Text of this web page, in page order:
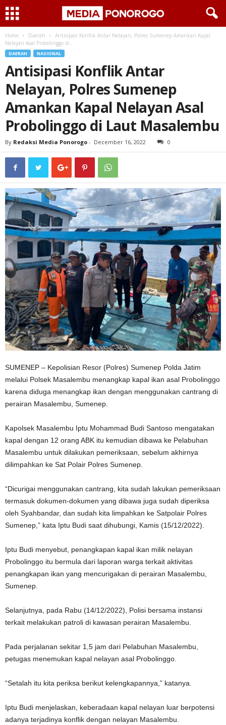
Home Daerah
Antisipasi Konflik Antar Nelayan, Polres Sumenep Amankan Kapal
Nelayan Asal Probolinggo di...
DAERAH NASIONAL
Antisipasi Konflik Antar
Nelayan, Polres Sumenep
Amankan Kapal Nelayan Asal
Probolinggo di Laut Masalembu
By Redaksi Media Ponorogo - December 16, 2022 0
SUMENEP – Kepolisian Resor (Polres) Sumenep Polda Jatim
melalui Polsek Masalembu menangkap kapal ikan asal Probolinggo
karena diduga menangkap ikan dengan menggunakan cantrang di
perairan Masalembu, Sumenep.
Kapolsek Masalembu Iptu Mohammad Budi Santoso mengatakan
kapal dengan 12 orang ABK itu kemudian dibawa ke Pelabuhan
Masalembu untuk dilakukan pemeriksaan, sebelum akhirnya
dilimpahkan ke Sat Polair Polres Sumenep.
“Dicurigai menggunakan cantrang, kita sudah lakukan pemeriksaan
termasuk dokumen-dokumen yang dibawa juga sudah diperiksa
oleh Syahbandar, dan sudah kita limpahkan ke Satpolair Polres
Sumenep,” kata Iptu Budi saat dihubungi, Kamis (15/12/2022).
Iptu Budi menyebut, penangkapan kapal ikan milik nelayan
Probolinggo itu bermula dari laporan warga terkait aktivitas
penangkapan ikan yang mencurigakan di perairan Masalembu,
Sumenep.
Selanjutnya, pada Rabu (14/12/2022), Polisi bersama instansi
terkait melakukan patroli di kawasan perairan Masalembu.
Pada perjalanan sekitar 1,5 jam dari Pelabuhan Masalembu,
petugas menemukan kapal nelayan asal Probolinggo.
“Setalah itu kita periksa berikut kelengkapannya,” katanya.
Iptu Budi menjelaskan, keberadaan kapal nelayan luar berpotensi
adanya terjadinya konflik dengan nelayan Masalembu.